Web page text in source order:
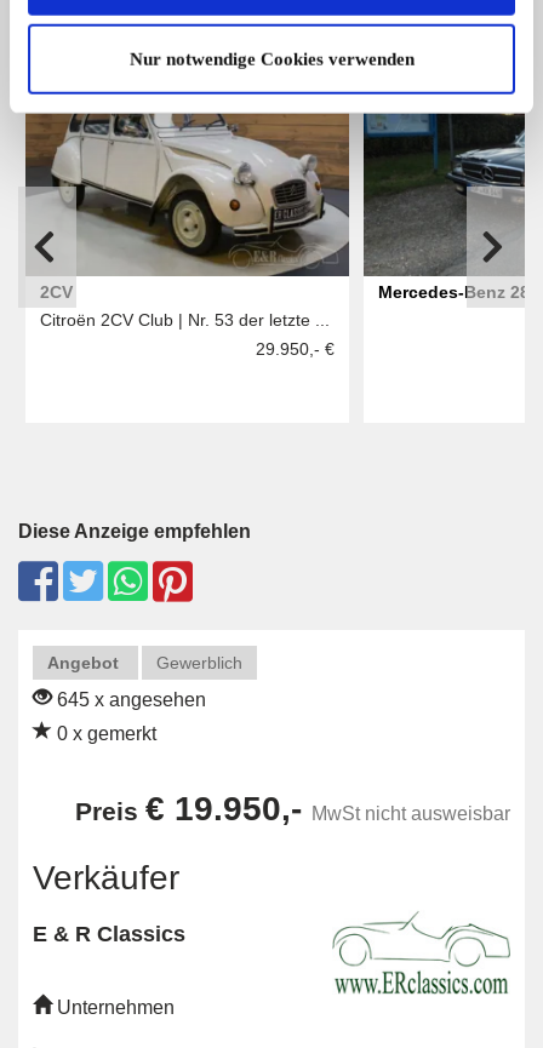
Nur notwendige Cookies verwenden
ALLE ANZEIGEN
2CV
Citroën 2CV Club | Nr. 53 der letzte ...
29.950,- €
Mercedes-Benz
Diese Anzeige empfehlen
Angebot Gewerblich
645 x angesehen
0 x gemerkt
Preis € 19.950,- MwSt nicht ausweisbar
Verkäufer
E & R Classics
Unternehmen